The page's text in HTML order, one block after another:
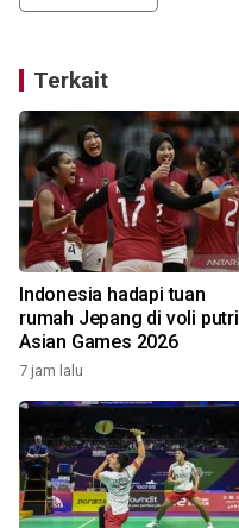
Terkait
Indonesia hadapi tuan
rumah Jepang di voli putri
Asian Games 2026
7 jam lalu